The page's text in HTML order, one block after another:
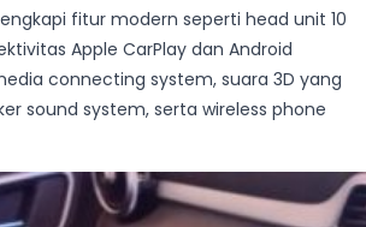
fitur modern seperti head unit 10
Apple CarPlay dan Android
connecting system, suara 3D yang
sound system, serta wireless phone